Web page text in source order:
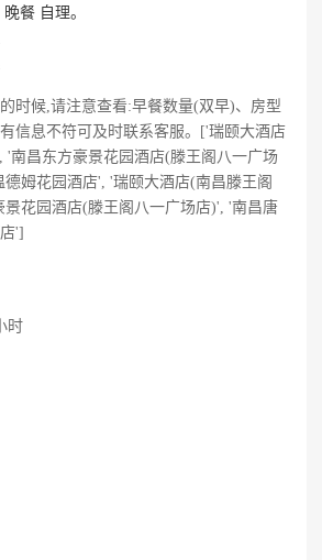
餐 自理。
时候,请注意查看:早餐数量(双早)、房型
信息不符可及时联系客服。['瑞颐大酒店
'南昌东方豪景花园酒店(滕王阁八一广场
姆花园酒店', '瑞颐大酒店(南昌滕王阁
景花园酒店(滕王阁八一广场店)', '南昌唐
']
时